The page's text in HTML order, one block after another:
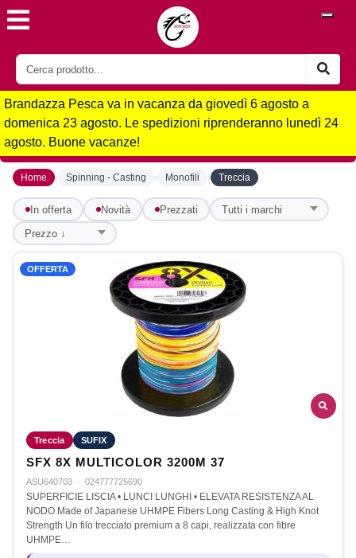
Brandazza Pesca va in vacanza da giovedì 6 agosto a
domenica 23 agosto. Le spedizioni riprenderanno lunedì 24
agosto. Buone vacanze!
Home › Spinning - Casting › Monofili › Treccia
In offerta Novità Prezzati
OFFERTA
Treccia SUFIX
SFX 8X MULTICOLOR 3200M 37
ASU640703 · 024777725690
SUPERFICIE LISCIA • LUNCI LUNGHI • ELEVATA RESISTENZA AL
NODO Made of Japanese UHMPE Fibers Long Casting & High Knot
Strength Un filo trecciato premium a 8 capi, realizzata con fibre
UHMPE…